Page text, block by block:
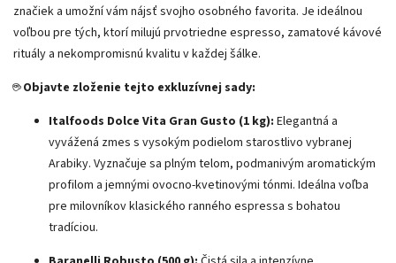
značiek a umožní vám nájsť svojho osobného favorita. Je ideálnou
voľbou pre tých, ktorí milujú prvotriedne espresso, zamatové kávové
rituály a nekompromisnú kvalitu v každej šálke.
☕Objavte zloženie tejto exkluzívnej sady:
Italfoods Dolce Vita Gran Gusto (1 kg): Elegantná a
vyvážená zmes s vysokým podielom starostlivo vybranej
Arabiky. Vyznačuje sa plným telom, podmanivým aromatickým
profilom a jemnými ovocno-kvetinovými tónmi. Ideálna voľba
pre milovníkov klasického ranného espressa s bohatou
tradíciou.